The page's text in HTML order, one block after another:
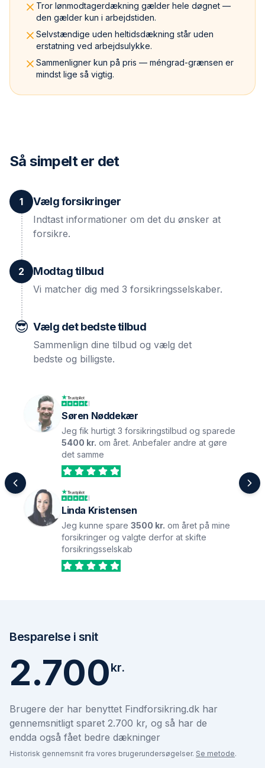
Tror lønmodtagerdækning gælder hele døgnet —
den gælder kun i arbejdstiden.
Selvstændige uden heltidsdækning står uden
erstatning ved arbejdsulykke.
Sammenligner kun på pris — méngrad-grænsen er
mindst lige så vigtig.
Så simpelt er det
1 Vælg forsikringer
Indtast informationer om det du ønsker at
forsikre.
2 Modtag tilbud
Vi matcher dig med 3 forsikringsselskaber.
😎 Vælg det bedste tilbud
Sammenlign dine tilbud og vælg det
bedste og billigste.
Søren Nøddekær
Jeg fik hurtigt 3 forsikringstilbud og sparede
5400 kr. om året. Anbefaler andre at gøre
det samme
Linda Kristensen
Jeg kunne spare 3500 kr. om året på mine
forsikringer og valgte derfor at skifte
forsikringsselskab
Besparelse i snit
2.700kr.
Brugere der har benyttet Findforsikring.dk har
gennemsnitligt sparet 2.700 kr, og så har de
endda også fået bedre dækninger
Historisk gennemsnit fra vores brugerundersøgelser. Se metode.